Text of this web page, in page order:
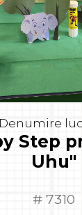
Denumire
Step
Uhu"
# 7310